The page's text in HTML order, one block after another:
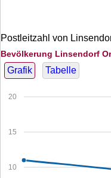
Postleitzahl von
Bevölkerung Linsendorf
Grafik Tabelle
10
15
20